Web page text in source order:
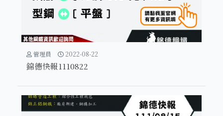
管理員 2022-08-22
錦德快報1110822